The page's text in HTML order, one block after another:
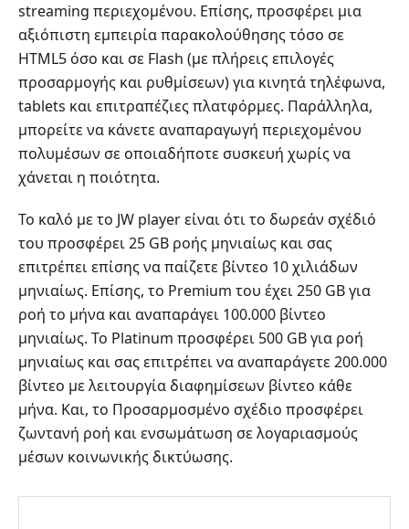
streaming περιεχομένου. Επίσης, προσφέρει μια
αξιόπιστη εμπειρία παρακολούθησης τόσο σε
HTML5 όσο και σε Flash (με πλήρεις επιλογές
προσαρμογής και ρυθμίσεων) για κινητά τηλέφωνα,
tablets και επιτραπέζιες πλατφόρμες. Παράλληλα,
μπορείτε να κάνετε αναπαραγωγή περιεχομένου
πολυμέσων σε οποιαδήποτε συσκευή χωρίς να
χάνεται η ποιότητα.
Το καλό με το JW player είναι ότι το δωρεάν σχέδιό
του προσφέρει 25 GB ροής μηνιαίως και σας
επιτρέπει επίσης να παίζετε βίντεο 10 χιλιάδων
μηνιαίως. Επίσης, το Premium του έχει 250 GB για
ροή το μήνα και αναπαράγει 100.000 βίντεο
μηνιαίως. Το Platinum προσφέρει 500 GB για ροή
μηνιαίως και σας επιτρέπει να αναπαράγετε 200.000
βίντεο με λειτουργία διαφημίσεων βίντεο κάθε
μήνα. Και, το Προσαρμοσμένο σχέδιο προσφέρει
ζωντανή ροή και ενσωμάτωση σε λογαριασμούς
μέσων κοινωνικής δικτύωσης.